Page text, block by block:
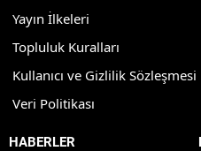
Yayın İlkeleri
Topluluk Kuralları
Kullanıcı ve Gizlilik Sözleşmesi
Veri Politikası
HABERLER